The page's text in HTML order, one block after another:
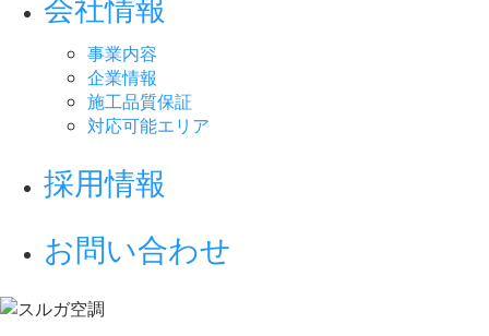
事業内容
企業情報
施工品質保証
対応可能エリア
採用情報
お問い合わせ